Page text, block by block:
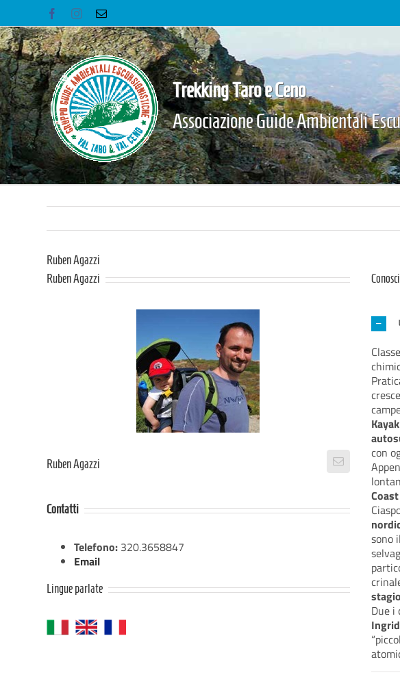
contenuto
FacebookInstagram
Email
Trekking Taro e Ceno
Associazione Guide Ambientali
Ruben Agazzi
Ruben Agazzi
Ruben Agazzi
Contatti
Telefono: 320.3658847
Email
Lingue parlate
Kayak
con
sono
Due i
Ingrid